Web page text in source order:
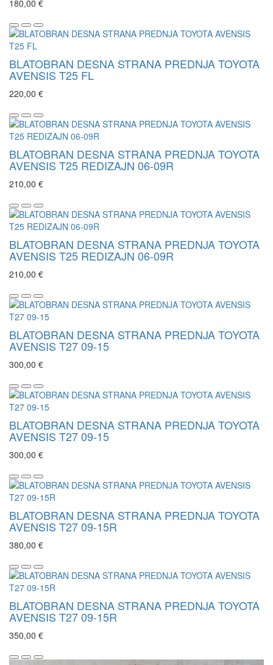
180,00 €
BLATOBRAN DESNA STRANA PREDNJA TOYOTA
AVENSIS T25 FL
220,00 €
BLATOBRAN DESNA STRANA PREDNJA TOYOTA
AVENSIS T25 REDIZAJN 06-09R
210,00 €
BLATOBRAN DESNA STRANA PREDNJA TOYOTA
AVENSIS T25 REDIZAJN 06-09R
210,00 €
BLATOBRAN DESNA STRANA PREDNJA TOYOTA
AVENSIS T27 09-15
300,00 €
BLATOBRAN DESNA STRANA PREDNJA TOYOTA
AVENSIS T27 09-15
300,00 €
BLATOBRAN DESNA STRANA PREDNJA TOYOTA
AVENSIS T27 09-15R
380,00 €
BLATOBRAN DESNA STRANA PREDNJA TOYOTA
AVENSIS T27 09-15R
350,00 €